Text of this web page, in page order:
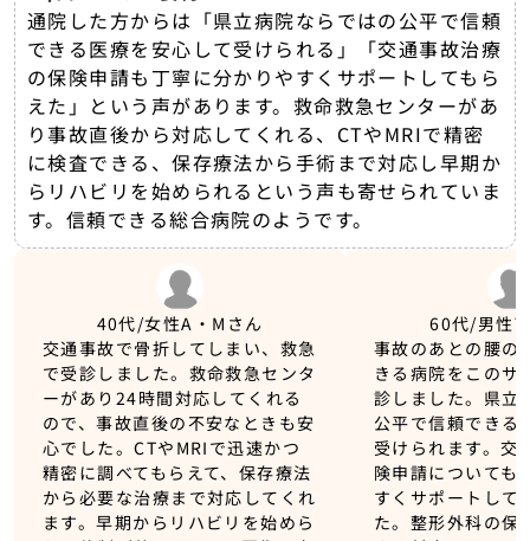
通院した方からは「県立病院ならではの公平で信頼
できる医療を安心して受けられる」「交通事故治療
の保険申請も丁寧に分かりやすくサポートしてもら
えた」という声があります。救命救急センターがあ
り事故直後から対応してくれる、CTやMRIで精密
に検査できる、保存療法から手術まで対応し早期か
らリハビリを始められるという声も寄せられていま
す。信頼できる総合病院のようです。
40代/女性A・Mさん
交通事故で骨折してしまい、救急
で受診しました。救命救急センタ
ーがあり24時間対応してくれる
ので、事故直後の不安なときも安
心でした。CTやMRIで迅速かつ
精密に調べてもらえて、保存療法
から必要な治療まで対応してくれ
ます。早期からリハビリを始めら
60代/男性T
事故のあとの腰の
きる病院をこのサ
診しました。県立
公平で信頼できる
受けられます。交
険申請についても
すくサポートして
た。整形外科の保